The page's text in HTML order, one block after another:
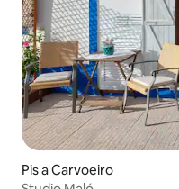
Pis a Carvoeiro